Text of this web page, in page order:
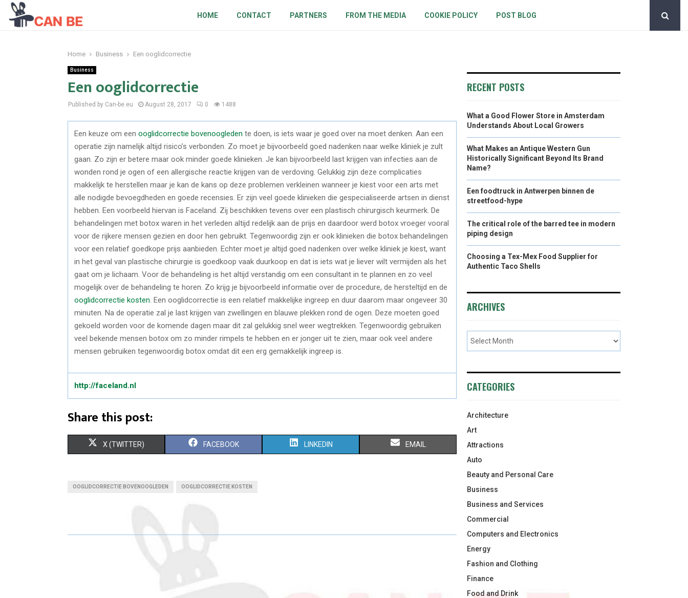
HOME CONTACT PARTNERS FROM THE MEDIA COOKIE POLICY POST BLOG
Home Business Een ooglidcorrectie
Business
Een ooglidcorrectie
Published by Can-be.eu August 28, 2017 0 1488
Een keuze om een ooglidcorrectie bovenoogleden te doen, is iets waar je goed over na moet denken. Aan een
operatie zijn namelijk altijd risico’s verbonden. Zo moet je bijvoorbeeld goed nadenken naar welke kliniek je zult
gaan. Zo zijn er betere maar ook minder goede klinieken. Je kan bijvoorbeeld last krijgen van infecties aan de
wonden rond je ogen of een allergische reactie krijgen van de verdoving. Gelukkig zijn deze complicaties
makkelijk te herstellen maar je kan de kans op deze problemen verkleinen wanneer je kiest voor een arts met
alle nodigde bevoegdheden en goede recensies. Er zijn veel goede klinieken die gespecialiseerde artsen in dienst
hebben. Een voorbeeld hiervan is Faceland. Zij beschikken tevens over een plastisch chirurgisch keurmerk. De
behandelingen met botox waren in het verleden altijd redelijk aan de prijs en daardoor werd botox vroeger vooral
voor de rijkere mensen gezien en door hen gebruikt. Tegenwoordig zijn er ook klinieken die botox behandelingen
voor een relatief goedkope prijs aanbieden. Echter moet je altijd goed nadenken over welke kliniek je kiest, want
in het geval van plastische chirurgie is goedkoop vaak duurkoop en dat is iets wat je liever wilt vermijden als het
gaat om je lichaam. Voor de behandeling is het altijd verstandig om een consultant in te plannen en zo veel
mogelijk over de behandeling te horen. Zo krijg je bijvoorbeeld informatie over de procedure, de hersteltijd en de
ooglidcorrectie kosten . Een ooglidcorrectie is een relatief makkelijke ingreep en duur daarom maar ongeveer 30
minuten. Na de operatie zal je last krijgen van zwellingen en blauwe plekken rond de ogen. Deze moeten goed
gekoeld worden voor de komende dagen maar dit zal gelukkig snel weer wegtrekken. Tegenwoordig gebruiken
veel bekende mensen botox om zo minder rimpels te hebben en er jonger uit te zien, maar ook veel andere
mensen gebruiken tegenwoordig botox omdat dit een erg gemakkelijk ingreep is.
http://faceland.nl
Share this post:
S
O
X (TWITTER) S
O
FACEBOOK S
O
LINKEDIN S
O
EMAIL
OOGLIDCORRECTIE BOVENOOGLEDEN OOGLIDCORRECTIE KOSTEN
RECENT POSTS
What a Good Flower Store in Amsterdam
Understands About Local Growers
What Makes an Antique Western Gun
Historically Significant Beyond Its Brand
Name?
Een foodtruck in Antwerpen binnen de
streetfood-hype
The critical role of the barred tee in modern
piping design
Choosing a Tex-Mex Food Supplier for
Authentic Taco Shells
ARCHIVES
CATEGORIES
Architecture
Art
Attractions
Auto
Beauty and Personal Care
Business
Business and Services
Commercial
Computers and Electronics
Energy
Fashion and Clothing
Finance
Food and Drink